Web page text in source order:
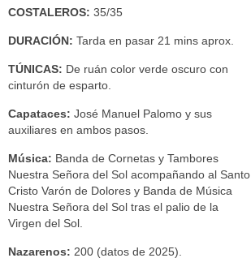
COSTALEROS: 35/35
DURACIÓN: Tarda en pasar 21 mins aprox.
TÚNICAS: De ruán color verde oscuro con
cinturón de esparto.
Capataces: José Manuel Palomo y sus
auxiliares en ambos pasos.
Música: Banda de Cornetas y Tambores
Nuestra Señora del Sol acompañando al Santo
Cristo Varón de Dolores y Banda de Música
Nuestra Señora del Sol tras el palio de la
Virgen del Sol.
Nazarenos: 200 (datos de 2025).